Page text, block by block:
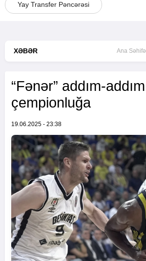
Yay Transfer Pəncərəsi
XƏBƏR Ana Səhifə
“Fənər” addım-addım
çempionluğa
19.06.2025 - 23:38